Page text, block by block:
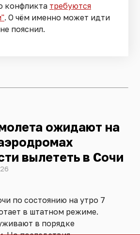
конфликта требуются
. О чём именно может идти
пояснил.
ожидают на
вылететь в Сочи
по состоянию на утро 7
в штатном режиме.
в порядке